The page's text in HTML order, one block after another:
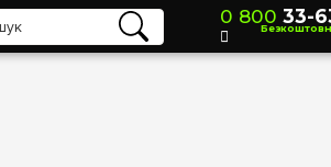
0 800 33-